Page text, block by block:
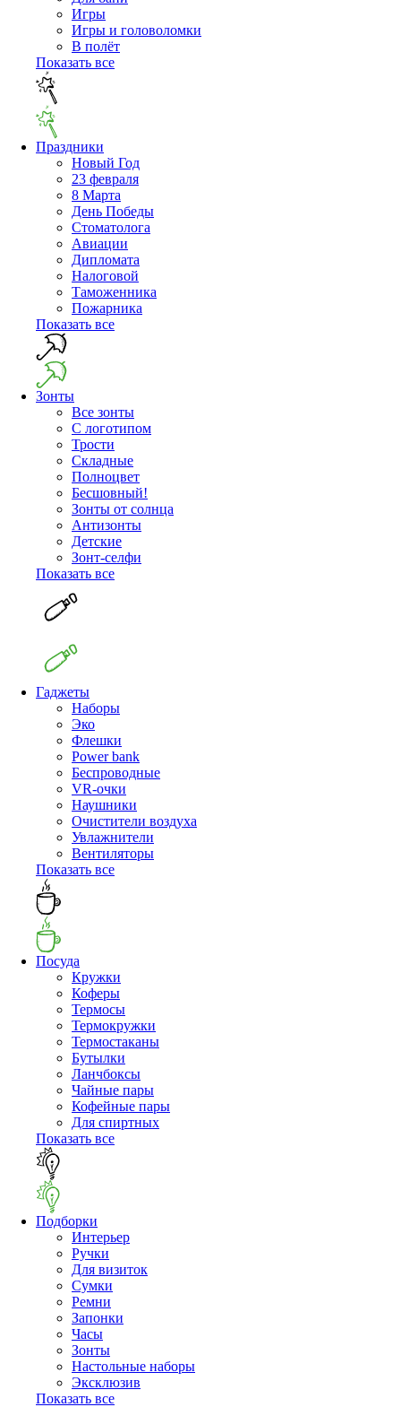
Игры
Игры и головоломки
В полёт
Показать все
Праздники
Новый Год
23 февраля
8 Марта
День Победы
Cтоматолога
Авиации
Дипломата
Налоговой
Таможенника
Пожарника
Показать все
Зонты
Все зонты
С логотипом
Трости
Складные
Полноцвет
Бесшовный!
Зонты от солнца
Антизонты
Детские
Зонт-селфи
Показать все
Гаджеты
Наборы
Эко
Флешки
Power bank
Беспроводные
VR-очки
Наушники
Очистители воздуха
Увлажнители
Вентиляторы
Показать все
Посуда
Кружки
Коферы
Термосы
Термокружки
Термостаканы
Бутылки
Ланчбоксы
Чайные пары
Кофейные пары
Для спиртных
Показать все
Подборки
Интерьер
Ручки
Для визиток
Сумки
Ремни
Запонки
Часы
Зонты
Настольные наборы
Эксклюзив
Показать все